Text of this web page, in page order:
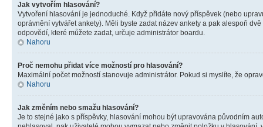
Jak vytvořím hlasování?
Vytvoření hlasování je jednoduché. Když přidáte nový příspěvek (nebo
oprávnění vytvářet ankety). Měli byste zadat název ankety a pak alespoň
odpovědí, které můžete zadat, určuje administrátor boardu.
Nahoru
Proč nemohu přidat více možností pro hlasování?
Maximální počet možností stanovuje administrátor. Pokud si myslíte, že
Nahoru
Jak změním nebo smažu hlasování?
Je to stejné jako s příspěvky, hlasování mohou být upravována původním